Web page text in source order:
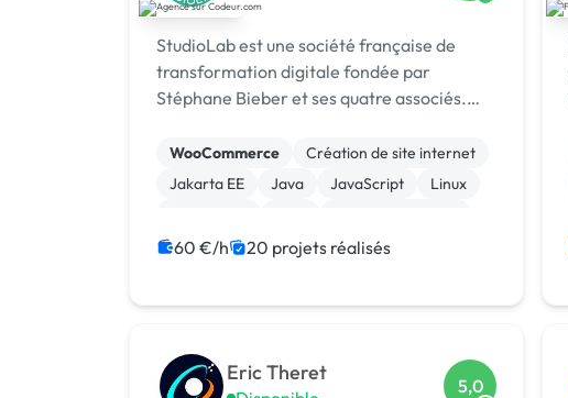
StudioLab est une société française de
transformation digitale fondée par
Stéphane Bieber et ses quatre associés.
accompagne depuis plus de 20 ans les
entrepr
WooCommerce
Création de site internet
Jakarta EE
Java JavaScript
Linux
Modules et composants
60 €/h 20 projets réalisés
Eric Theret
5,0